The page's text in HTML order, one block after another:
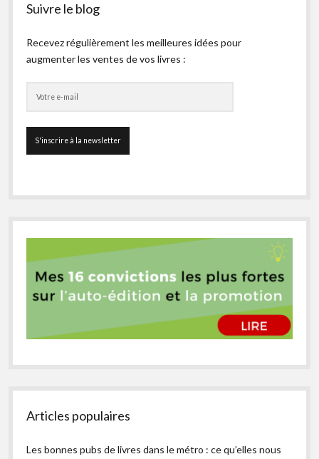
Suivre le blog
Recevez régulièrement les meilleures idées pour
augmenter les ventes de vos livres :
Articles populaires
Les bonnes pubs de livres dans le métro : ce qu’elles nous